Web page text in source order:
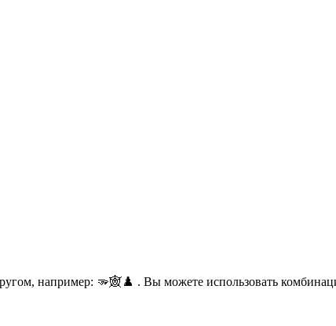
например: 🫳🕸♟️ . Вы можете использовать